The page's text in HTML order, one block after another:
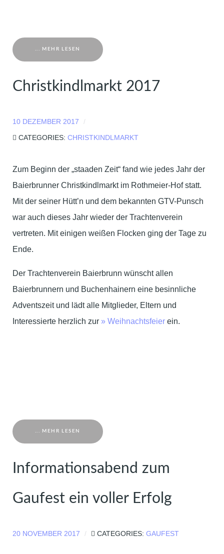
... MEHR LESEN
Christkindlmarkt 2017
10 DEZEMBER 2017
CATEGORIES: CHRISTKINDLMARKT
Zum Beginn der „staaden Zeit“ fand wie jedes Jahr der
Baierbrunner Christkindlmarkt im Rothmeier-Hof statt.
Mit der seiner Hütt’n und dem bekannten GTV-Punsch
war auch dieses Jahr wieder der Trachtenverein
vertreten. Mit einigen weißen Flocken ging der Tage zu
Ende.
Der Trachtenverein Baierbrunn wünscht allen
Baierbrunnern und Buchenhainern eine besinnliche
Adventszeit und lädt alle Mitglieder, Eltern und
Interessierte herzlich zur » Weihnachtsfeier ein.
... MEHR LESEN
Informationsabend zum
Gaufest ein voller Erfolg
20 NOVEMBER 2017 CATEGORIES: GAUFEST